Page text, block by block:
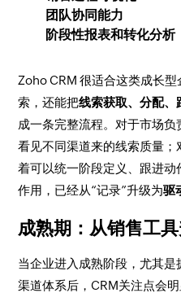
团队协同能力
阶段性报表和转化分析
Zoho CRM 很适合这类成长
索，还能把线索获取、分配、
成一条完整流程。对于市场
看见不同渠道来的线索质量
着可以统一阶段定义、跟进
作用，已经从“记录”升级为驱
成熟期：从销售工
当企业进入成熟阶段，尤其
渠道体系后，CRM关注点会明